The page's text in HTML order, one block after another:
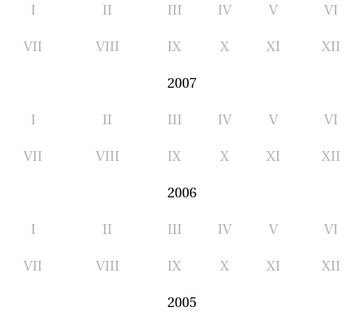
I II III IV V VI
VII VIII IX X XI XII
2007
I II III IV V VI
VII VIII IX X XI XII
2006
I II III IV V VI
VII VIII IX X XI XII
2005